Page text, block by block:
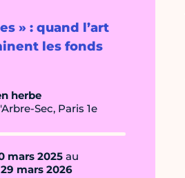
» : quand l’art
les fonds
herbe
Sec, Paris 1e
mars 2025 au
mars 2026